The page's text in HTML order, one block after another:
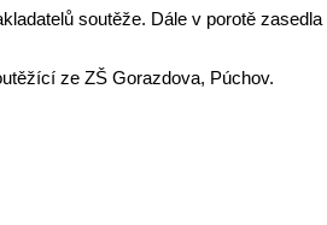
soutěže. Dále v porotě
ze ZŠ Gorazdova, Púchov.